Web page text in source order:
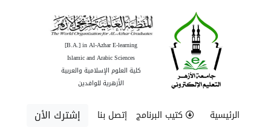
[B.A.] in Al-Azhar E-learning
Islamic and Arabic Sciences
كلية العلوم الإسلامية والعربية
الأزهرية للوافدين
الرئيسية كتيب البرنامج إتصل بنا إشترك الأن